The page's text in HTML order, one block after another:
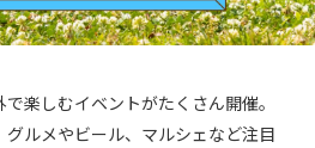
楽しむイベントがたくさん開催。
ルメやビール、マルシェなど注目